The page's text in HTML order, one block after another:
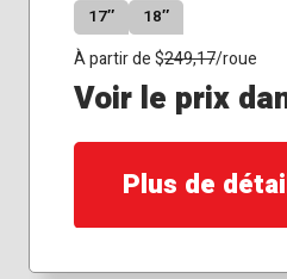
17″ 18″
À partir de $249,17/roue
Voir le prix
Plus de